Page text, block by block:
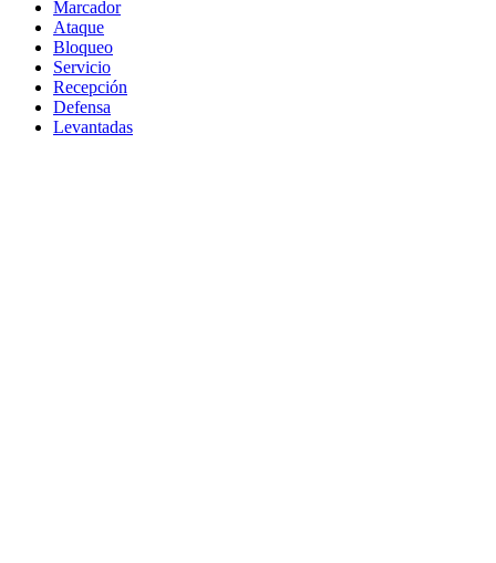
Marcador
Ataque
Bloqueo
Servicio
Recepción
Defensa
Levantadas